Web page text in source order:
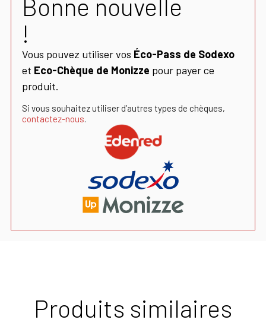
!
Vous pouvez utiliser vos Éco-Pass de Sodexo
et Eco-Chèque de Monizze pour payer ce
produit.
Si vous souhaitez utiliser d’autres types de chèques,
contactez-nous.
Produits similaires